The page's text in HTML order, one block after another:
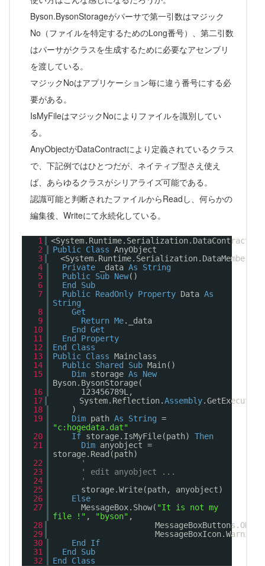
Byson.BysonStorageがパーサで第一引数はマジック
No（ファイルを特定するためのLong番号）、第二引数
はパーサがクラスを生成するために必要なアセンブリ
を渡している。
マジックNoはアプリケーション毎に違う番号にする必
要がある。
IsMyFileはマジックNoによりファイルを識別してい
る。
AnyObjectがDataContractにより定義されているクラス
で、下記例ではひとつだが、ネイティブ型さえ使え
ば、あらゆるクラスがシリアライズ可能である。
認識可能と判断されたファイルからReadし、何らかの
編集後、Writeにて永続化している。
1
<System.Runtime.Serialization.DataContract()>
2
Public Class AnyObject
3
<System.Runtime.Serialization.DataMember()>
4
Private _data As
String
5
Public Sub New()
6
End
Sub
7
Public ReadOnly Property Data As
String
8
Get
9
Return Me._data
10
End
Get
11
End
Property
12
End
Class
13
Public Class Mainclass
14
Public Shared Sub Main()
15
Dim storage As
New
Byson.BysonStorage(
16
123456789L,
17
System.Reflection.Assembly
18
)
19
Dim path As String =
"c:hogedata.dat"
20
If storage.IsMyFile(path) Then
21
Dim anyobject =
storage.Read(path)
22
'
23
' edit anyobject ...
24
'
25
storage.Write(path, anyobject)
26
Else
27
MessageBox.Show( "It is not my
file !" , "byson" ,
28
MessageBoxButtons.OK,
29
MessageBoxIcon.Warning)
30
End
If
31
End
Sub
32
End Class